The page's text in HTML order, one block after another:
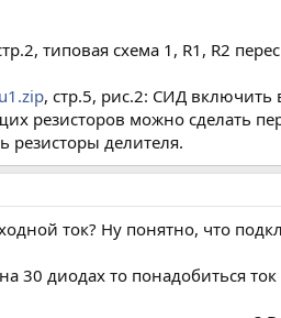
типовая схема 1, R1, R2
, стр.5, рис.2: СИД включить
резисторов можно сделать
резисторы делителя.
ток? Ну понятно, что
30 диодах то понадобиться